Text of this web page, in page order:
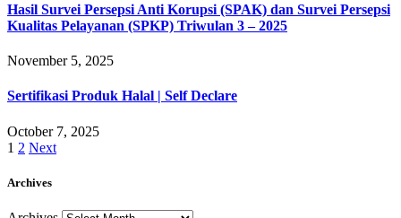
Hasil Survei Persepsi Anti Korupsi (SPAK) dan Survei Persepsi
Kualitas Pelayanan (SPKP) Triwulan 3 – 2025
November 5, 2025
Sertifikasi Produk Halal | Self Declare
October 7, 2025
1 2 Next
Archives